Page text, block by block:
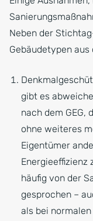
Neben der
Gebäudetypen
gibt es
nach dem GEG,
ohne weiteres
Eigentümer
Energieeffizienz
häufig von der
gesprochen –
als bei normalen